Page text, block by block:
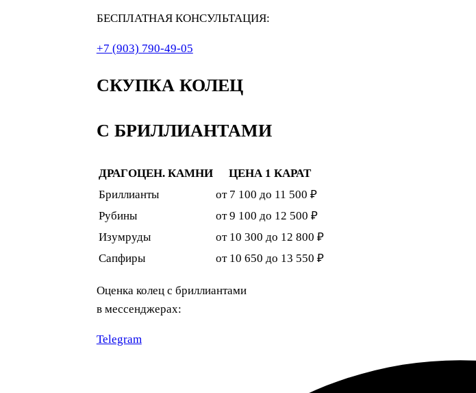
БЕСПЛАТНАЯ КОНСУЛЬТАЦИЯ:
+7 (903) 790-49-05
СКУПКА КОЛЕЦ
С БРИЛЛИАНТАМИ
ДРАГОЦЕН. КАМНИ
ЦЕНА 1 КАРАТ
Бриллианты
от 7 100 до 11 500 ₽
Рубины
от 9 100 до 12 500 ₽
Изумруды
от 10 300 до 12 800 ₽
Сапфиры
от 10 650 до 13 550 ₽
Оценка колец с бриллиантами
в мессенджерах:
Telegram